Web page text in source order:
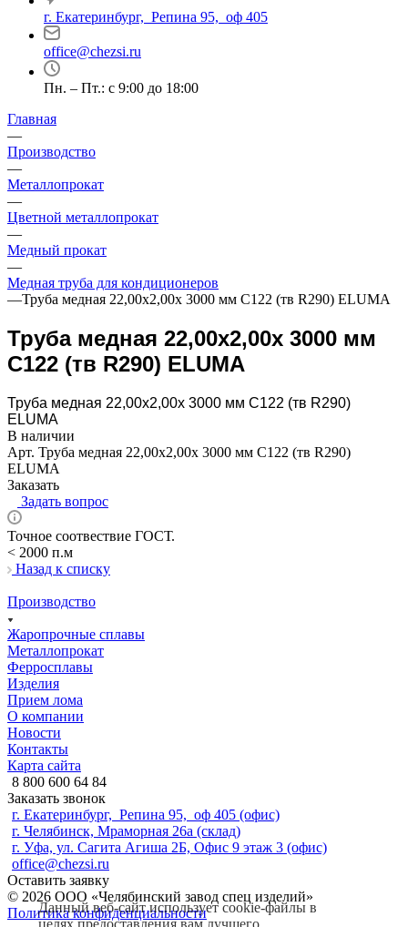
г. Екатеринбург, Репина 95, оф 405
office@chezsi.ru
Пн. – Пт.: с 9:00 до 18:00
Главная
—
Производство
—
Металлопрокат
—
Цветной металлопрокат
—
Медный прокат
—
Медная труба для кондиционеров
—Труба медная 22,00х2,00х 3000 мм C122 (тв R290) ELUMA
Труба медная 22,00х2,00х 3000 мм
C122 (тв R290) ELUMA
Труба медная 22,00х2,00х 3000 мм C122 (тв R290)
ELUMA
В наличии
Арт. Труба медная 22,00х2,00х 3000 мм C122 (тв R290)
ELUMA
Заказать
Задать вопрос
Точное соотвествие ГОСТ.
< 2000 п.м
Назад к списку
Производство
Жаропрочные сплавы
Металлопрокат
Ферросплавы
Изделия
Прием лома
О компании
Новости
Контакты
Карта сайта
8 800 600 64 84
Заказать звонок
г. Екатеринбург, Репина 95, оф 405 (офис)
г. Челябинск, Мраморная 26а (склад)
г. Уфа, ул. Сагита Агиша 2Б, Офис 9 этаж 3 (офис)
office@chezsi.ru
Оставить заявку
© 2026 ООО «Челябинский завод спец изделий»
Политика конфиденциальности
Данный веб-сайт использует cookie-файлы в
целях предоставления вам лучшего